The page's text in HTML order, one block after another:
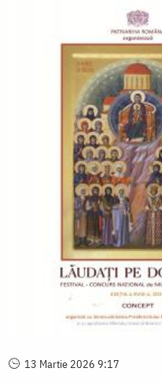
13 Martie 2026 9:17